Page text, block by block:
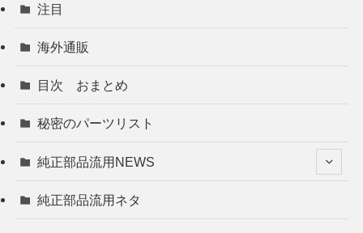
注目
海外通販
目次 おまとめ
秘密のパーツリスト
純正部品流用NEWS
純正部品流用ネタ